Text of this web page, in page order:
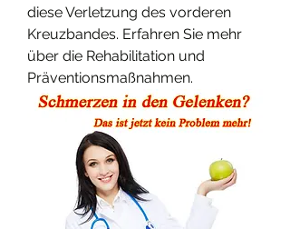
diese Verletzung des vorderen
Kreuzbandes. Erfahren Sie mehr
über die Rehabilitation und
Präventionsmaßnahmen.